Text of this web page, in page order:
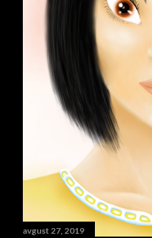
avgust 27, 2019